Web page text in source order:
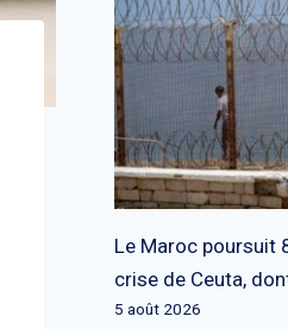
Le Maroc poursuit
crise de Ceuta,
5 août 2026